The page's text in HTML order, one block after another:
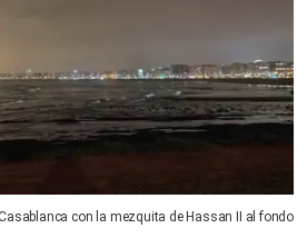
con la mezquita de Hassan II al fondo